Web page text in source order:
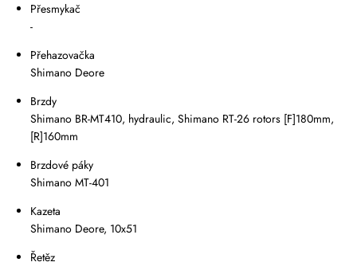
Přesmykač
-
Přehazovačka
Shimano Deore
Brzdy
Shimano BR-MT410, hydraulic, Shimano RT-26 rotors [F]180mm,
[R]160mm
Brzdové páky
Shimano MT-401
Kazeta
Shimano Deore, 10x51
Řetěz